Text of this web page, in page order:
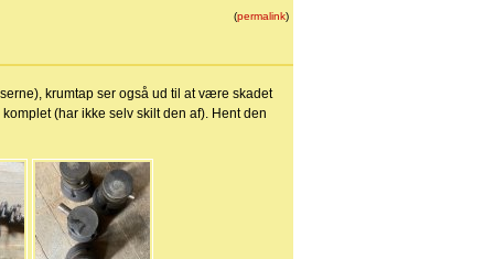
(permalink)
krumtap ser også ud til at være skadet
(har ikke selv skilt den af). Hent den